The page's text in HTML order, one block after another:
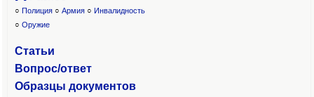
○ Полиция ○ Армия ○ Инвалидность
○ Оружие
Статьи
Вопрос/ответ
Образцы документов